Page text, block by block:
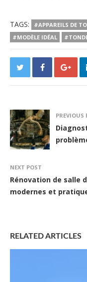
TAGS: #APPAREILS DE
#MODÈLE IDÉAL
PREVIOUS
NEXT POST
Rénovation de salle
modernes et
RELATED ARTICLES